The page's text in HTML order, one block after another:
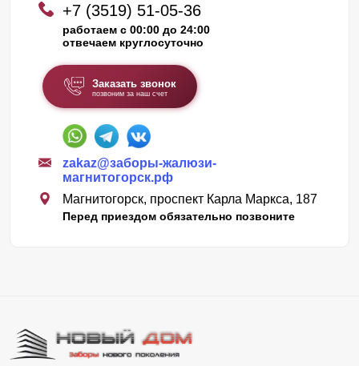
+7 (3519) 51-05-36
работаем с 00:00 до 24:00
отвечаем круглосуточно
Заказать звонок
позвоним за наш счет
zakaz@заборы-жалюзи-
магнитогорск.рф
Магнитогорск, проспект Карла Маркса, 187
Перед приездом обязательно позвоните